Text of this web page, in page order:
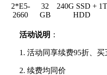
2*E5-
2660
32
GB
240G SSD + 1T
HDD
活动说明 ：
1. 活动同享续费95折、
2. 续费均同价